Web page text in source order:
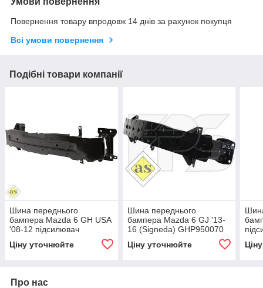
Повернення товару впродовж 14 днів за рахунок покупця
Всі умови повернення
Подібні товари компанії
Шина переднього
бампера Mazda 6 GH USA
'08-12 підсилювач
Ціну уточнюйте
Шина переднього
бампера Mazda 6 GJ '13-
16 (Signeda) GHP950070
Ціну уточнюйте
Про нас